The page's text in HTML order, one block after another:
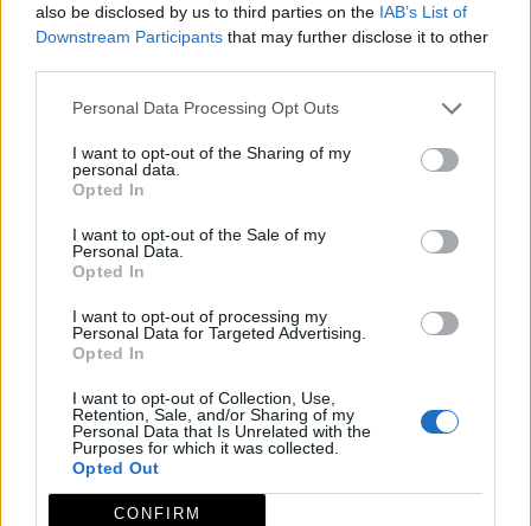
also be disclosed by us to third parties on the IAB’s List of
Downstream Participants that may further disclose it to other
Personal Data Processing Opt Outs
I want to opt-out of the Sharing of my
personal data.
Opted In
I want to opt-out of the Sale of my
Personal Data.
Opted In
I want to opt-out of processing my
Personal Data for Targeted Advertising.
Opted In
I want to opt-out of Collection, Use,
Retention, Sale, and/or Sharing of my
Personal Data that Is Unrelated with the
Purposes for which it was collected.
Opted Out
CONFIRM